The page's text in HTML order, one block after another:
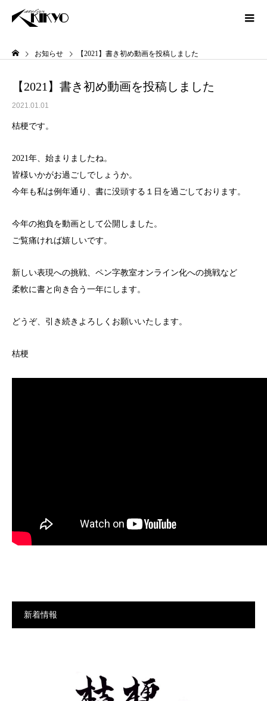
お知らせ 【2021】書き初め動画を投稿しました
【2021】書き初め動画を投稿しました
2021.01.01
桔梗です。
2021年、始まりましたね。
皆様いかがお過ごしでしょうか。
今年も私は例年通り、書に没頭する１日を過ごしております。
今年の抱負を動画として公開しました。
ご覧痛ければ嬉しいです。
新しい表現への挑戦、ペン字教室オンライン化への挑戦など
柔軟に書と向き合う一年にします。
どうぞ、引き続きよろしくお願いいたします。
桔梗
新着情報